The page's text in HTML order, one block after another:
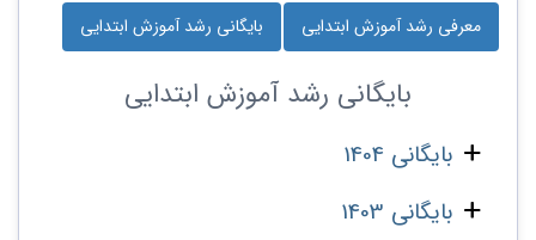
معرفی رشد آموزش ابتدایی بایگانی رشد آموزش ابتدایی
بایگانی رشد آموزش ابتدایی
بایگانی 1404
بایگانی 1403